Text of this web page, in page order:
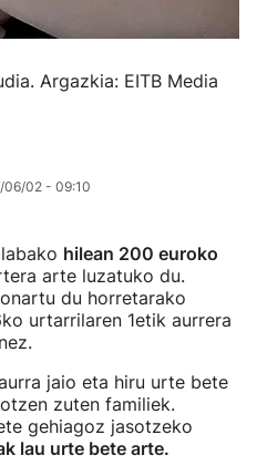
Argazkia: EITB Media
06/02 - 09:10
hilean 200 euroko
arte luzatuko du.
du horretarako
urtarrilaren 1etik aurrera
jaio eta hiru urte bete
zuten familiek.
gehiagoz jasotzeko
lau urte bete arte.